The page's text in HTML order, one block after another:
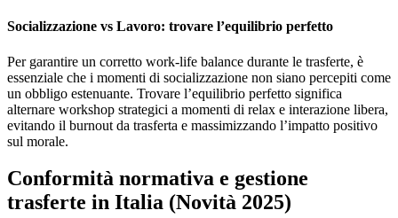
Socializzazione vs Lavoro: trovare l’equilibrio perfetto
Per garantire un corretto work-life balance durante le trasferte, è
essenziale che i momenti di socializzazione non siano percepiti come
un obbligo estenuante. Trovare l’equilibrio perfetto significa
alternare workshop strategici a momenti di relax e interazione libera,
evitando il burnout da trasferta e massimizzando l’impatto positivo
sul morale.
Conformità normativa e gestione
trasferte in Italia (Novità 2025)